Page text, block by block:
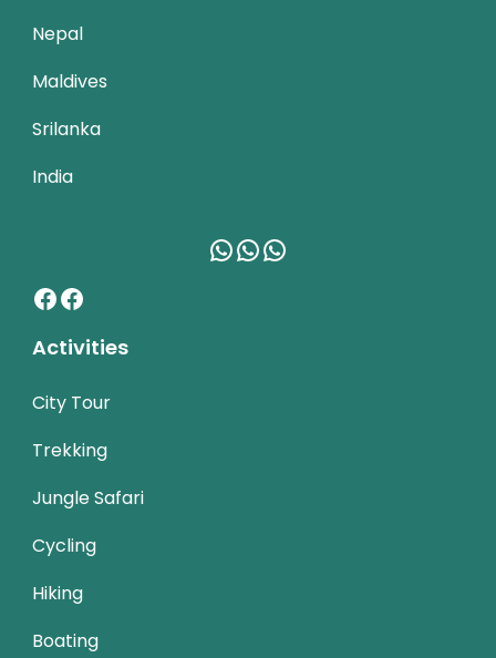
Nepal
Maldives
Srilanka
India
WhatsApp
WhatsApp
WhatsApp
Facebook
Facebook
Activities
City Tour
Trekking
Jungle Safari
Cycling
Hiking
Boating